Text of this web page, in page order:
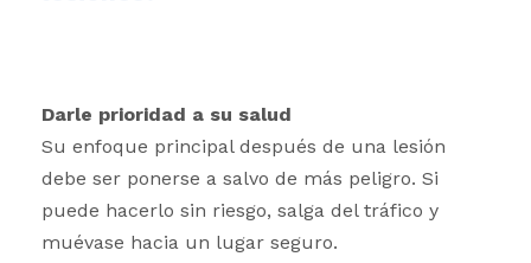
Darle prioridad a su salud
Su enfoque principal después de una lesión
debe ser ponerse a salvo de más peligro. Si
puede hacerlo sin riesgo, salga del tráfico y
muévase hacia un lugar seguro.